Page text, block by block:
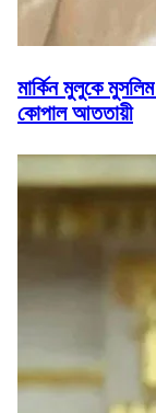
মার্কিন মুলুকে
কোপাল আততায়ী